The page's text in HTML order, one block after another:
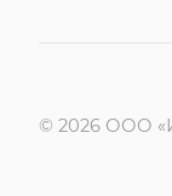
© 2026 ООО